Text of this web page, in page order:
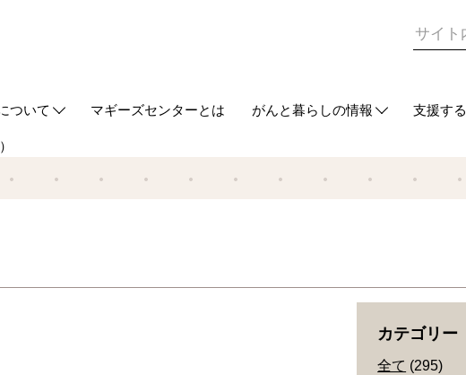
ついて
ってどんなところ？
ご挨拶
ート研修
マギーズセンターとは がんと暮らしの情報 支援する
カテゴリー
全て (295)